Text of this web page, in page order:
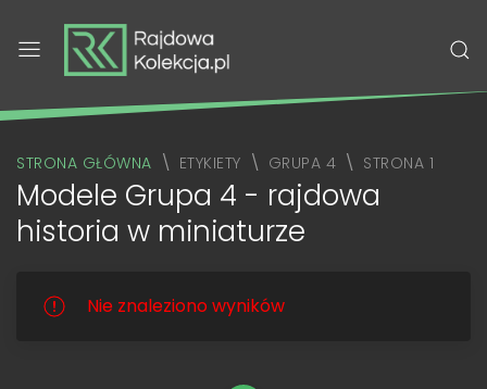
STRONA GŁÓWNA ETYKIETY GRUPA 4 STRONA 1
Modele Grupa 4 - rajdowa
historia w miniaturze
Nie znaleziono wyników